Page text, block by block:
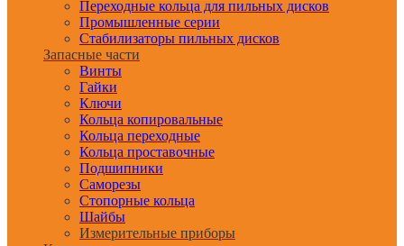
Переходные кольца для пильных дисков
Промышленные серии
Стабилизаторы пильных дисков
Запасные части
Винты
Гайки
Ключи
Кольца копировальные
Кольца переходные
Кольца проставочные
Подшипники
Саморезы
Стопорные кольца
Шайбы
Измерительные приборы